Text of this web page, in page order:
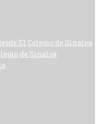
El Colegio de Sinaloa
de Sinaloa